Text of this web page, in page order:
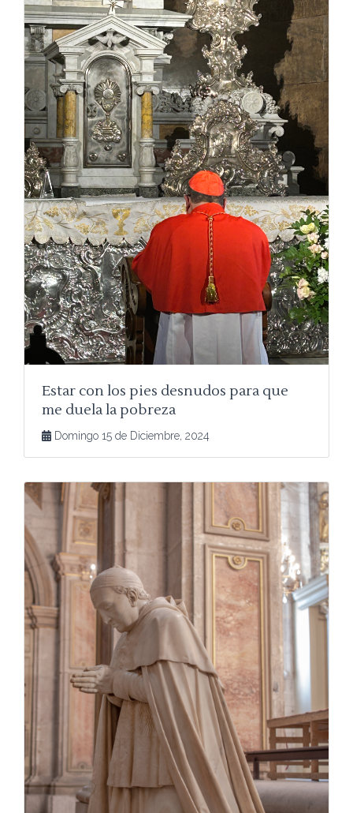
Estar con los pies desnudos para que
me duela la pobreza
Domingo 15 de Diciembre, 2024